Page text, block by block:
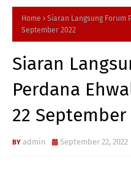
Home
Siaran Langsung Forum
September 2022
Siaran
Perdana
22 September
admin September 22, 2022